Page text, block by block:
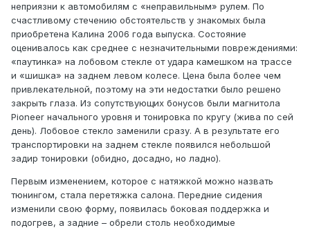
неприязни к автомобилям с «неправильным» рулем. По
счастливому стечению обстоятельств у знакомых была
приобретена Калина 2006 года выпуска. Состояние
оценивалось как среднее с незначительными повреждениями:
«паутинка» на лобовом стекле от удара камешком на трассе
и «шишка» на заднем левом колесе. Цена была более чем
привлекательной, поэтому на эти недостатки было решено
закрыть глаза. Из сопутствующих бонусов были магнитола
Pioneer начального уровня и тонировка по кругу (жива по сей
день). Лобовое стекло заменили сразу. А в результате его
транспортировки на заднем стекле появился небольшой
задир тонировки (обидно, досадно, но ладно).
Первым изменением, которое с натяжкой можно назвать
тюнингом, стала перетяжка салона. Передние сидения
изменили свою форму, появилась боковая поддержка и
подогрев, а задние – обрели столь необходимые